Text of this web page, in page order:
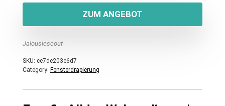
ZUM ANGEBOT
Jalousiescout
SKU: ce7de203e6d7
Category: Fensterdrapierung